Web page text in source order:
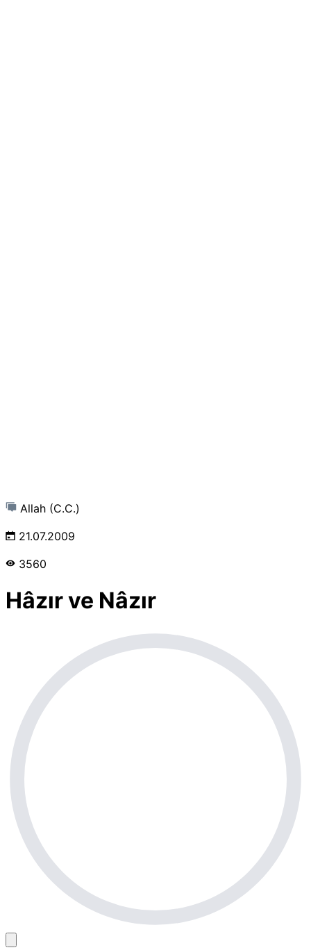
Allah (C.C.)
21.07.2009
3560
Hâzır ve Nâzır